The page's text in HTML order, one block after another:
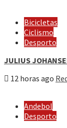
Bicicletas
Ciclismo
Desporto
JULIUS
12 horas ago
Andebol
Desporto